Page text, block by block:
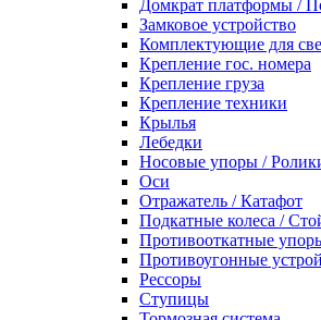
Домкрат платформы /
Замковое устройство
Комплектующие для
Крепление гос. номера
Крепление груза
Крепление техники
Крылья
Лебедки
Носовые упоры /
Оси
Отражатель / Катафот
Подкатные колеса /
Противооткатные
Противоугонные
Рессоры
Ступицы